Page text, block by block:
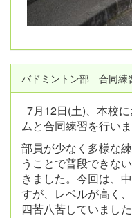
バドミントン部 合同練
7月12日(土)、本校
ムと合同練習を行いま
部員が少なく多様な
うことで普段できな
きました。今回は、
すが、レベルが高く
四苦八苦していました